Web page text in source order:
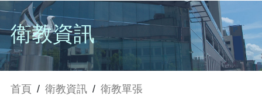
衛教資訊
首頁 / 衛教資訊 / 衛教單張